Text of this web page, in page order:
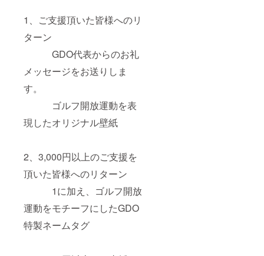
1、ご支援頂いた皆様へのリ
ターン
GDO代表からのお礼
メッセージをお送りしま
す。
ゴルフ開放運動を表
現したオリジナル壁紙
2、3,000円以上のご支援を
頂いた皆様へのリターン
1に加え、ゴルフ開放
運動をモチーフにしたGDO
特製ネームタグ